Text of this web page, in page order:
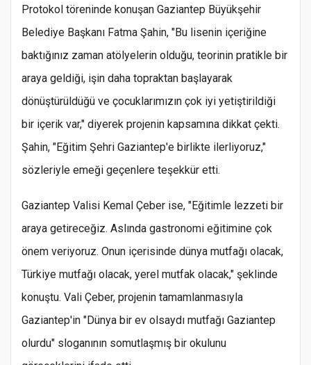
Protokol töreninde konuşan Gaziantep Büyükşehir
Belediye Başkanı Fatma Şahin, "Bu lisenin içeriğine
baktığınız zaman atölyelerin olduğu, teorinin pratikle bir
araya geldiği, işin daha topraktan başlayarak
dönüştürüldüğü ve çocuklarımızın çok iyi yetiştirildiği
bir içerik var," diyerek projenin kapsamına dikkat çekti.
Şahin, "Eğitim Şehri Gaziantep'e birlikte ilerliyoruz,"
sözleriyle emeği geçenlere teşekkür etti.
Gaziantep Valisi Kemal Çeber ise, "Eğitimle lezzeti bir
araya getireceğiz. Aslında gastronomi eğitimine çok
önem veriyoruz. Onun içerisinde dünya mutfağı olacak,
Türkiye mutfağı olacak, yerel mutfak olacak," şeklinde
konuştu. Vali Çeber, projenin tamamlanmasıyla
Gaziantep'in "Dünya bir ev olsaydı mutfağı Gaziantep
olurdu" sloganının somutlaşmış bir okulunu